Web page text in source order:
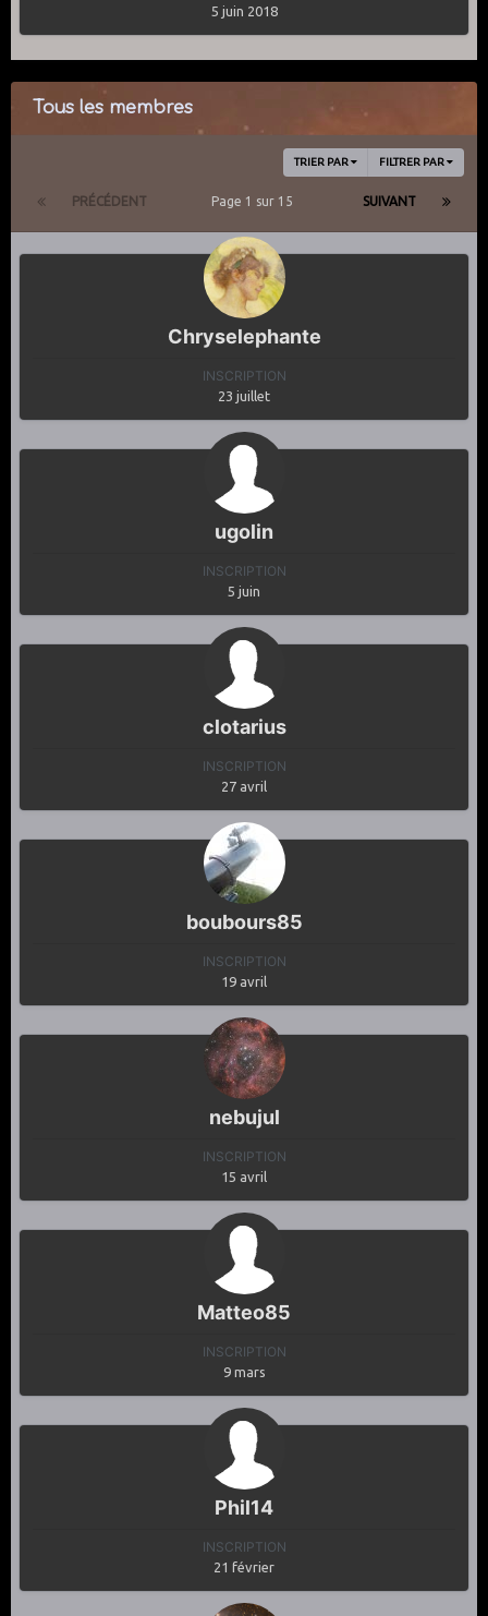
5 juin 2018
Tous les membres
TRIER PAR FILTRER PAR
PRÉCÉDENT SUIVANT
Page 1 sur 15
Chryselephante
INSCRIPTION
23 juillet
ugolin
INSCRIPTION
5 juin
clotarius
INSCRIPTION
27 avril
boubours85
INSCRIPTION
19 avril
nebujul
INSCRIPTION
15 avril
Matteo85
INSCRIPTION
9 mars
Phil14
INSCRIPTION
21 février